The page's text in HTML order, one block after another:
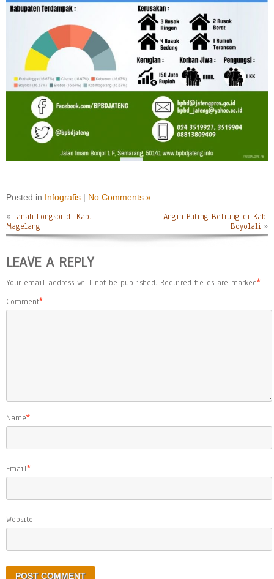
Posted in Infografis | No Comments »
«Tanah Longsor di Kab.
Magelang
Angin Puting Beliung di Kab.
Boyolali »
LEAVE A REPLY
Your email address will not be published. Required fields are marked*
Comment*
Name*
Email*
Website